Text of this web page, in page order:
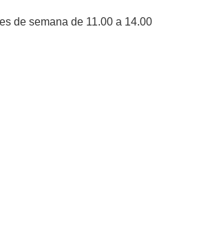
de semana de 11.00 a 14.00